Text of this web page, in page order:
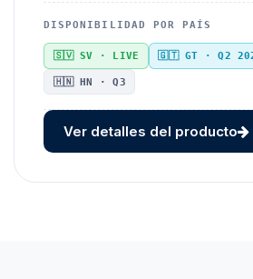
DISPONIBILIDAD POR PAÍS
🇸🇻 SV · LIVE 🇬🇹 GT · Q2
🇭🇳 HN · Q3
Ver detalles del producto